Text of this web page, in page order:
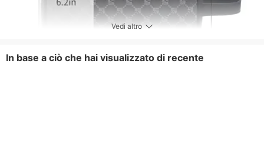
Vedi altro
In base a ciò che hai visualizzato di recente